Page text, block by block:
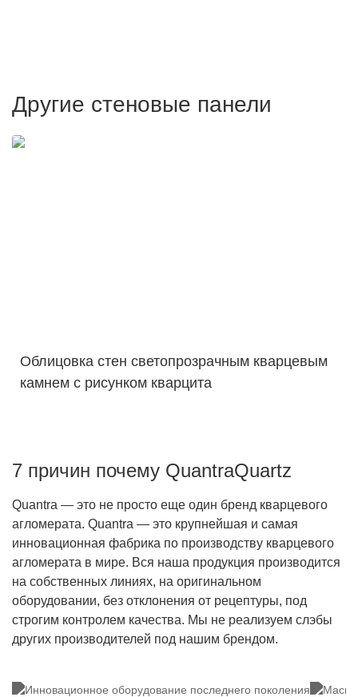
Другие стеновые панели
Облицовка стен светопрозрачным кварцевым
камнем с рисунком кварцита
7 причин почему QuantraQuartz
Quantra — это не просто еще один бренд кварцевого
агломерата. Quantra — это крупнейшая и самая
инновационная фабрика по производству кварцевого
агломерата в мире. Вся наша продукция производится
на собственных линиях, на оригинальном
оборудовании, без отклонения от рецептуры, под
строгим контролем качества. Мы не реализуем слэбы
других производителей под нашим брендом.